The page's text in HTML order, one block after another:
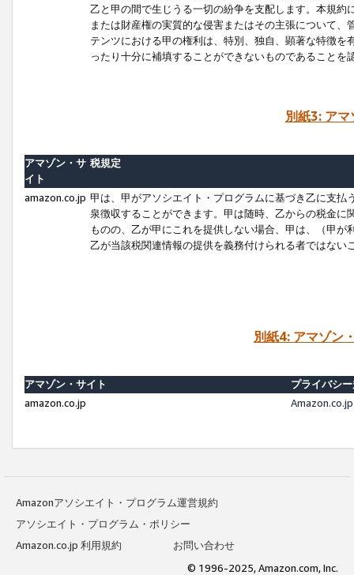
乙と甲の間で生じうる一切の紛争を支配します。本規
または財産権の実質的な侵害またはその主張について
テンツにおける甲の権利は、特別、独自、顕著な特徴
ったり十分に補填することができないものであることを
別紙3: ア
アマゾン・サ
イト
税規定
amazon.co.jp 甲は、甲がアソシエイト・プログラムに基づき乙に支
泉徴収することができます。甲は随時、乙からの税金
ものの、乙が甲にこれを提供しない場合、甲は、（甲
乙が当該税関連情報の提供を義務付けられる者ではな
別紙4: アマゾン
アマゾン・サイト
プライバシ
amazon.co.jp
Amazonアソシエイト・プログラム運営規約
アソシエイト・プログラム・ポリシー
Amazon.co.jp 利用規約
お問い合わせ
© 1996-2025, Amazon.com, Inc.